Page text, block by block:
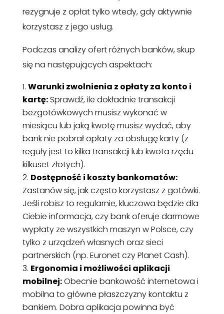
rezygnuje z opłat tylko wtedy, gdy aktywnie
korzystasz z jego usług.
Podczas analizy ofert różnych banków, skup
się na następujących aspektach:
Warunki zwolnienia z opłaty za konto i
kartę:Sprawdź, ile dokładnie transakcji
bezgotówkowych musisz wykonać w
miesiącu lub jaką kwotę musisz wydać, aby
bank nie pobrał opłaty za obsługę karty (z
reguły jest to kilka transakcji lub kwota rzędu
kilkuset złotych).
Dostępność i koszty bankomatów:
Zastanów się, jak często korzystasz z gotówki.
Jeśli robisz to regularnie, kluczowa będzie dla
Ciebie informacja, czy bank oferuje darmowe
wypłaty ze wszystkich maszyn w Polsce, czy
tylko z urządzeń własnych oraz sieci
partnerskich (np. Euronet czy Planet Cash).
Ergonomia i możliwości aplikacji
mobilnej:Obecnie bankowość internetowa i
mobilna to główne płaszczyzny kontaktu z
bankiem. Dobra aplikacja powinna być